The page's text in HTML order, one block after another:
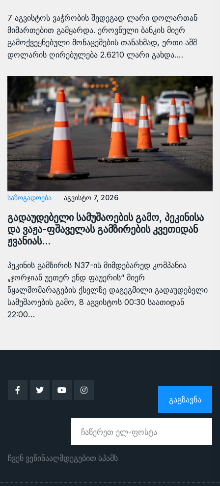
7 აგვისტოს ვაჭრობის შედეგად ლარი დოლართან
მიმართებით გამყარდა. ეროვნული ბანკის მიერ
გამოქვეყნებული მონაცემების თანახმად, ერთი აშშ
დოლარის ღირებულება 2.6210 ლარი გახდა.…
ᲡᲐᲖᲝᲒᲐᲓᲝᲔᲑᲐ აგვისტო 7, 2026
გადაუდებელი სამუშაოების გამო, პეკინისა
და ვაჟა-ფშაველას გამზირების კვეთიდან
ჟვანიას…
პეკინის გამზირის N37-ის მიმდებარედ კომპანია
„ჯორჯიან უეთერ ენდ ფაუერის“ მიერ
წყალმომარაგების ქსელზე დაგეგმილი გადაუდებელი
სამუშაოების გამო, 8 აგვისტოს 00:30 საათიდან
22:00…
ᲒᲐᲒᲖᲐᲕᲜᲐ
ჩვენ ვეწინააღმდეგებით სპამს